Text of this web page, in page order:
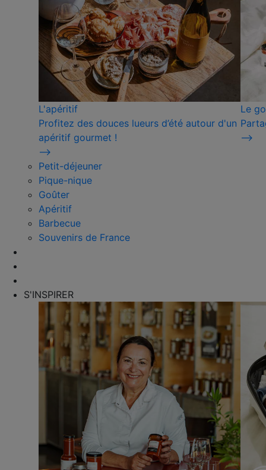
L'apéritif
Profitez des douces lueurs d’été autour d'un
apéritif gourmet !
⟶
Le
⟶
Petit-déjeuner
Pique-nique
Goûter
Apéritif
Barbecue
Souvenirs de France
S'INSPIRER